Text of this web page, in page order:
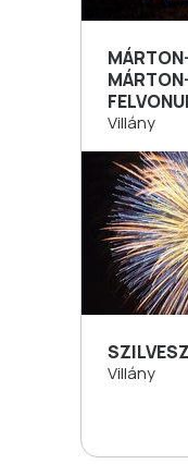
Villány
Villány